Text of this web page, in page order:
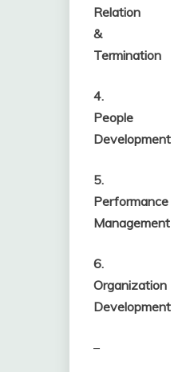
Relation
&
Termination
4.
People
Development
5.
Performance
Management
6.
Organization
Development
–